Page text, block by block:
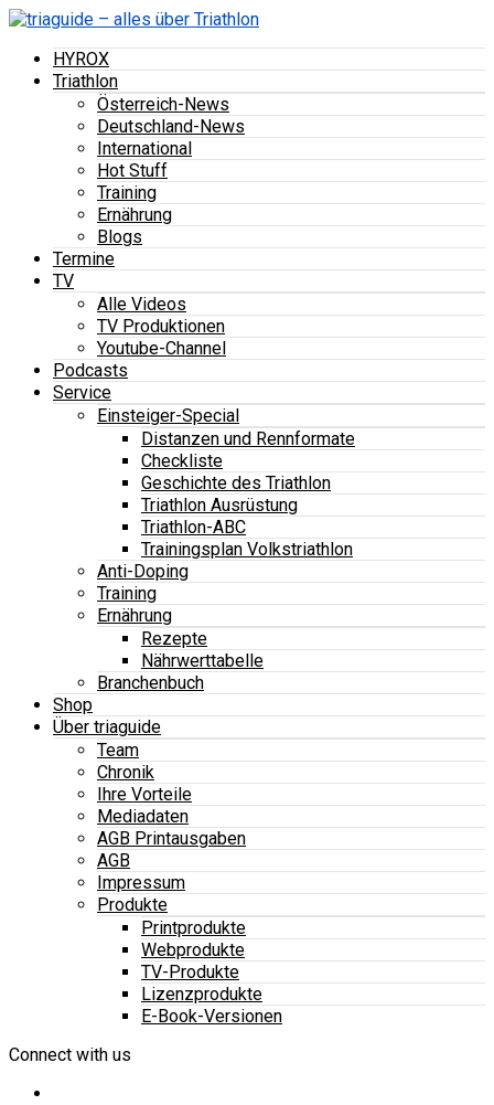
HYROX
Triathlon
Österreich-News
Deutschland-News
International
Hot Stuff
Training
Ernährung
Blogs
Termine
TV
Alle Videos
TV Produktionen
Youtube-Channel
Podcasts
Service
Einsteiger-Special
Distanzen und Rennformate
Checkliste
Geschichte des Triathlon
Triathlon Ausrüstung
Triathlon-ABC
Trainingsplan Volkstriathlon
Anti-Doping
Training
Ernährung
Rezepte
Nährwerttabelle
Branchenbuch
Shop
Über triaguide
Team
Chronik
Ihre Vorteile
Mediadaten
AGB Printausgaben
AGB
Impressum
Produkte
Printprodukte
Webprodukte
TV-Produkte
Lizenzprodukte
E-Book-Versionen
Connect with us